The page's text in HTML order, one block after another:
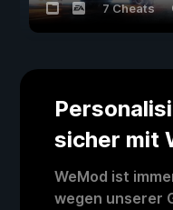
7 Cheats
sicher mit
WeMod ist
wegen unserer